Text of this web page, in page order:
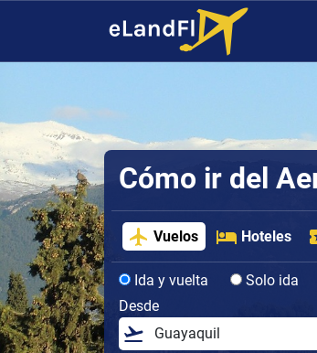
Cómo ir del
Vuelos Hoteles
Ida y vuelta Solo ida
Desde